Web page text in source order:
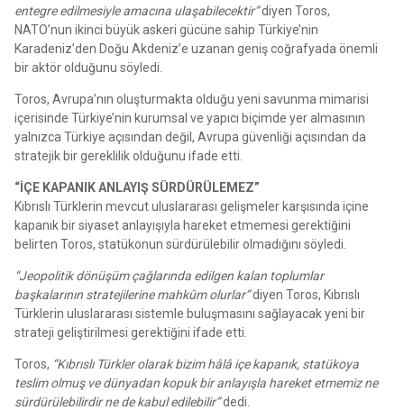
entegre edilmesiyle amacına ulaşabilecektir”diyen Toros,
NATO’nun ikinci büyük askeri gücüne sahip Türkiye’nin
Karadeniz’den Doğu Akdeniz’e uzanan geniş coğrafyada önemli
bir aktör olduğunu söyledi.
Toros, Avrupa’nın oluşturmakta olduğu yeni savunma mimarisi
içerisinde Türkiye’nin kurumsal ve yapıcı biçimde yer almasının
yalnızca Türkiye açısından değil, Avrupa güvenliği açısından da
stratejik bir gereklilik olduğunu ifade etti.
“İÇE KAPANIK ANLAYIŞ SÜRDÜRÜLEMEZ”
Kıbrıslı Türklerin mevcut uluslararası gelişmeler karşısında içine
kapanık bir siyaset anlayışıyla hareket etmemesi gerektiğini
belirten Toros, statükonun sürdürülebilir olmadığını söyledi.
“Jeopolitik dönüşüm çağlarında edilgen kalan toplumlar
başkalarının stratejilerine mahkûm olurlar”diyen Toros, Kıbrıslı
Türklerin uluslararası sistemle buluşmasını sağlayacak yeni bir
strateji geliştirilmesi gerektiğini ifade etti.
Toros, “Kıbrıslı Türkler olarak bizim hâlâ içe kapanık, statükoya
teslim olmuş ve dünyadan kopuk bir anlayışla hareket etmemiz ne
sürdürülebilirdir ne de kabul edilebilir”dedi.